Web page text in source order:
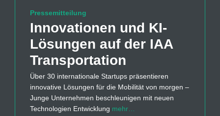
Pressemitteilung
Innovationen und KI-
Lösungen auf der IAA
Transportation
Über 30 internationale Startups präsentieren
innovative Lösungen für die Mobilität von morgen –
Junge Unternehmen beschleunigen mit neuen
Technologien Entwicklung mehr…